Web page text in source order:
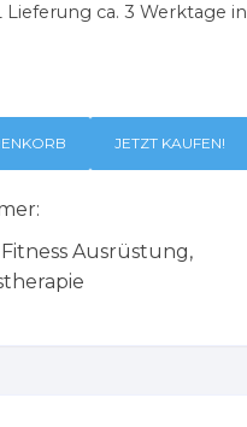
Lieferung ca. 3 Werktage in
JETZT KAUFEN!
Fitness Ausrüstung,